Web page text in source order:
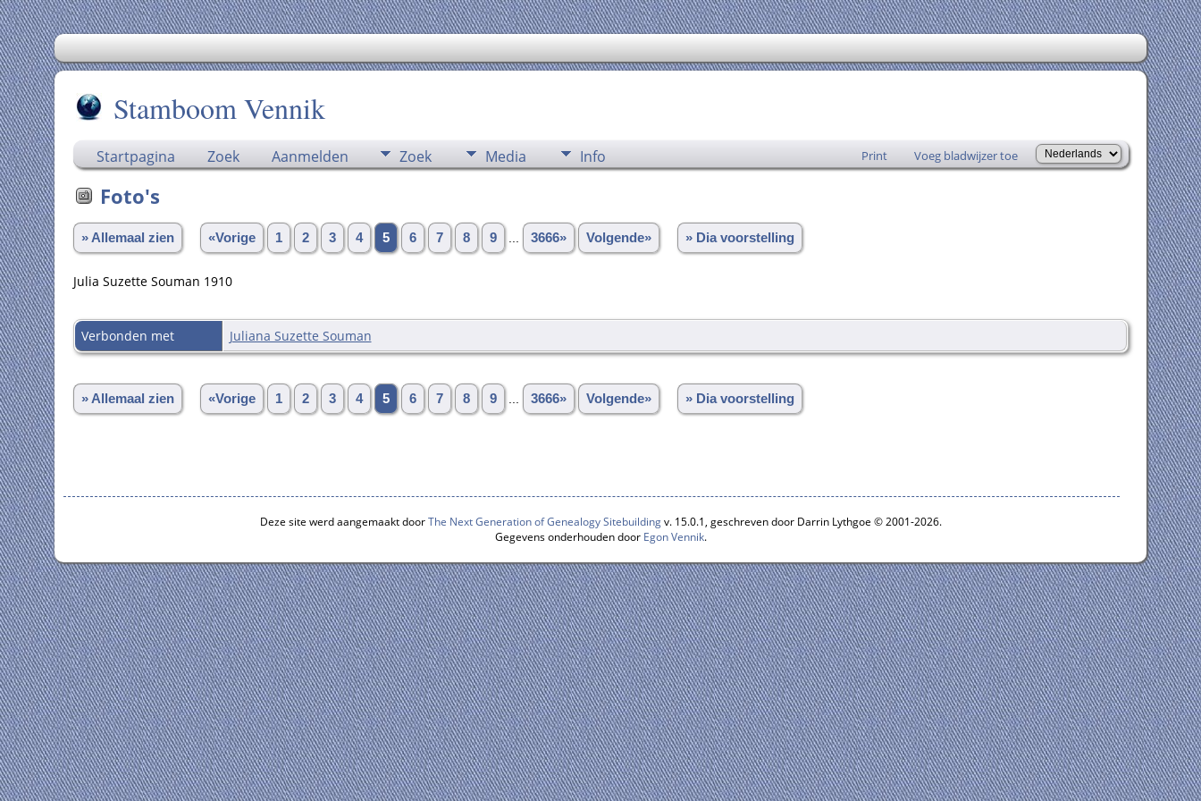
Stamboom Vennik
Startpagina Zoek Aanmelden Zoek Media Info Print Voeg bladwijzer toe
Foto's
» Allemaal zien «Vorige 1 2 3 4 5 6 7 8 9 3666» Volgende» » Dia voorstelling
Julia Suzette Souman 1910
Verbonden met Juliana Suzette Souman
» Allemaal zien «Vorige 1 2 3 4 5 6 7 8 9 3666» Volgende» » Dia voorstelling
Deze site werd aangemaakt doorThe Next Generation of Genealogy Sitebuildingv. 15.0.1, geschreven door Darrin Lythgoe © 2001-2026.
Gegevens onderhouden door Egon Vennik.